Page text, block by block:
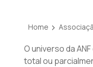
Home
O universo da
total ou